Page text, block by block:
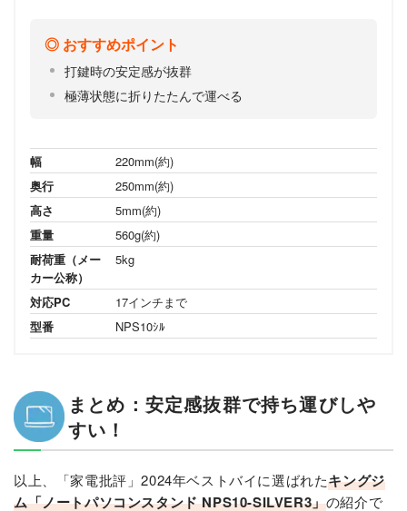
おすすめポイント
打鍵時の安定感が抜群
極薄状態に折りたたんで運べる
幅
220mm(約)
奥行
250mm(約)
高さ
5mm(約)
重量
560g(約)
耐荷重（メー
カー公称）
5kg
対応PC
17インチまで
型番
NPS10ｼﾙ
まとめ：安定感抜群で持ち運びしや
すい！
以上、「家電批評」2024年ベストバイに選ばれたキングジ
ム「ノートパソコンスタンド NPS10-SILVER3」の紹介で